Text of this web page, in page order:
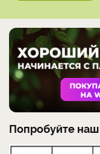
Попробуйте